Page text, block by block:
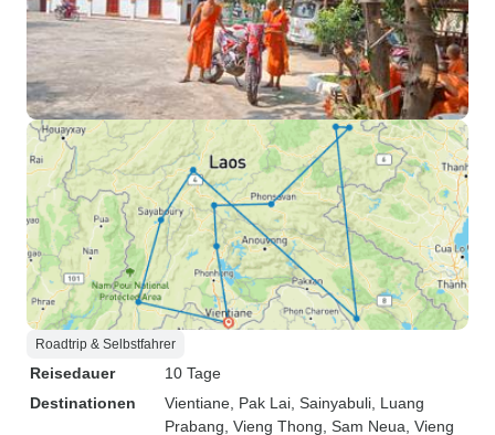
Roadtrip & Selbstfahrer
Reisedauer
10 Tage
Destinationen
Vientiane , Pak Lai , Sainyabuli , Luang
Prabang , Vieng Thong , Sam Neua , Vieng